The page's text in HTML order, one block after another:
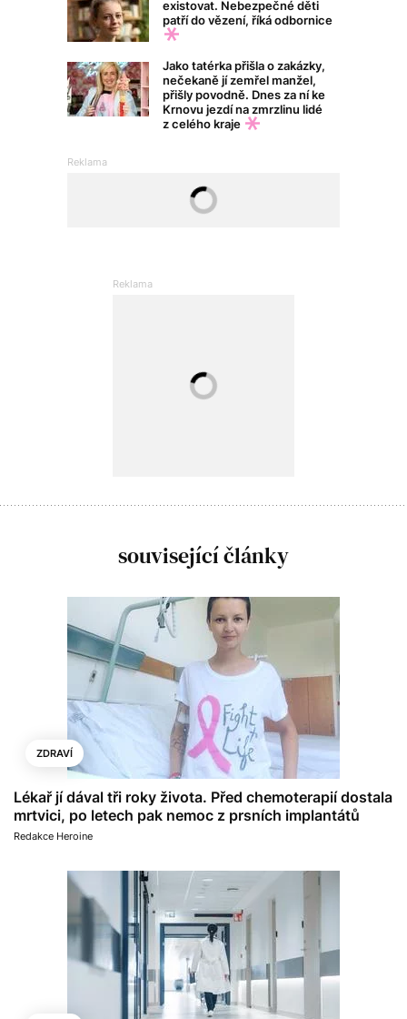
existovat. Nebezpečné děti
patří do vězení, říká odbornice
Jako tatérka přišla o zakázky,
nečekaně jí zemřel manžel,
přišly povodně. Dnes za ní ke
Krnovu jezdí na zmrzlinu lidé
z celého kraje
související články
ZDRAVÍ
Lékař jí dával tři roky života. Před chemoterapií dostala
mrtvici, po letech pak nemoc z prsních implantátů
Redakce Heroine